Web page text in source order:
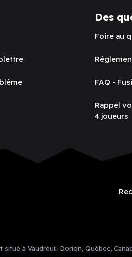
Des
Foire au
FAQ -
Rappel
4 joueurs
à Vaudreuil-Dorion, Québec,